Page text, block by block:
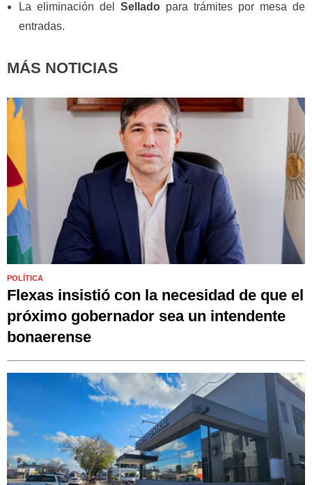
La eliminación delSellado para trámites por mesa de
entradas.
MÁS NOTICIAS
POLÍTICA
Flexas insistió con la necesidad de que el
próximo gobernador sea un intendente
bonaerense